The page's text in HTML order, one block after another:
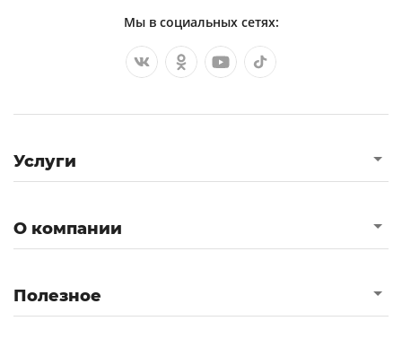
Мы в социальных сетях:
Услуги
О компании
Полезное